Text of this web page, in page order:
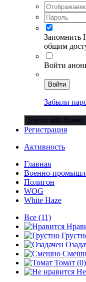
Запомнить
общим
Войти
Войти
Забыли
Sign in with Steam
Регистрация
Активность
Главная
Военно-
Полигон
WOG
White Haze
Все (11)
Томат (0)
Не